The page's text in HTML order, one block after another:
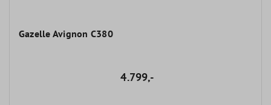
Gazelle Avignon C380
4.799,-